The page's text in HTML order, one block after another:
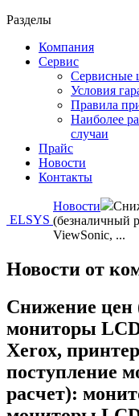
Разделы
Компания
Сервис
Сервисные
Условия
Правила
Наиболее
случаи
Прайс
Новости
Контакты
ELSYS
Новости
(безналичный
ViewSonic, ...
Новости от
Снижение цен
мониторы
Xerox,
поступление
расчет):